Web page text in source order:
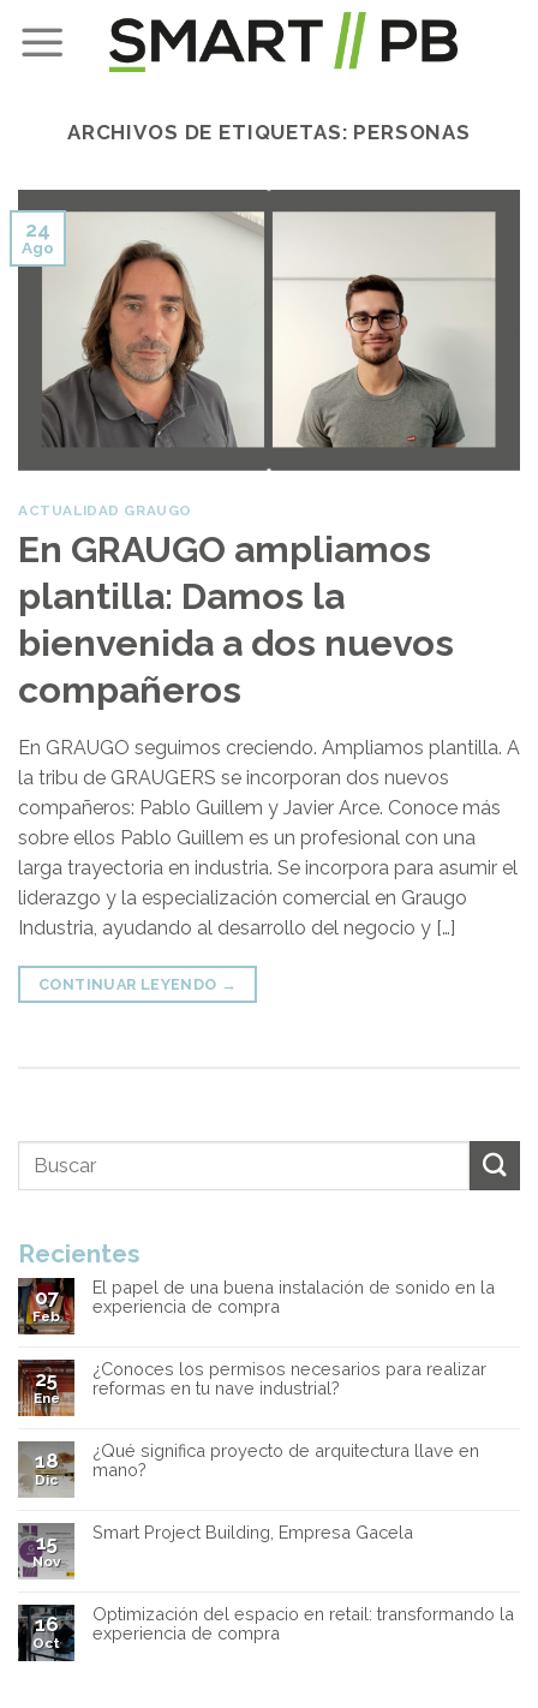
ARCHIVOS DE ETIQUETAS: PERSONAS
24
Ago
ACTUALIDAD GRAUGO
En GRAUGO ampliamos
plantilla: Damos la
bienvenida a dos nuevos
compañeros
En GRAUGO seguimos creciendo. Ampliamos plantilla. A
la tribu de GRAUGERS se incorporan dos nuevos
compañeros: Pablo Guillem y Javier Arce. Conoce más
sobre ellos Pablo Guillem es un profesional con una
larga trayectoria en industria. Se incorpora para asumir el
liderazgo y la especialización comercial en Graugo
Industria, ayudando al desarrollo del negocio y […]
CONTINUAR LEYENDO →
Recientes
07
Feb
El papel de una buena instalación de sonido en la
experiencia de compra
25
Ene
¿Conoces los permisos necesarios para realizar
reformas en tu nave industrial?
18
Dic
¿Qué significa proyecto de arquitectura llave en
mano?
15
Nov
Smart Project Building, Empresa Gacela
16
Oct
Optimización del espacio en retail: transformando la
experiencia de compra